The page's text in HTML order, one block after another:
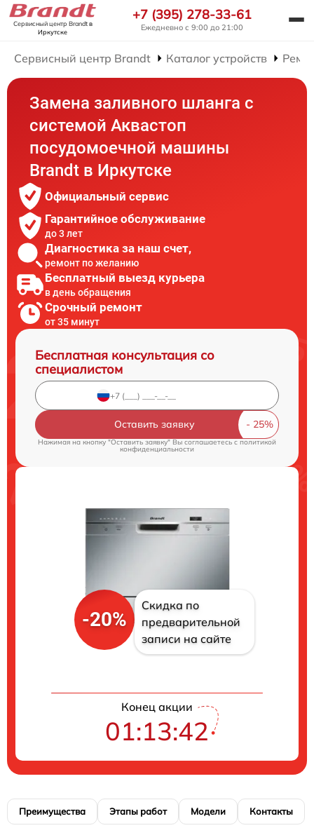
Сервисный центр Brandtв
Иркутске
+7 (395) 278-33-61
Ежедневно с 9:00 до 21:00
Сервисный центр Brandt Каталог устройств
Замена заливного шланга с
системой Аквастоп
посудомоечной машины
Brandt в Иркутске
Официальный сервис
Гарантийное обслуживание
до 3 лет
Диагностика за наш счет,
ремонт по желанию
Бесплатный выезд курьера
в день обращения
Срочный ремонт
от 35 минут
Бесплатная консультация со
специалистом
Оставить заявку
Нажимая на кнопку "Оставить заявку" Вы соглашаетесь c политикой
конфиденциальности
-20%
Скидка по
предварительной
записи на сайте
Конец акции
01:13:41
Преимущества Этапы работ Модели Контакты